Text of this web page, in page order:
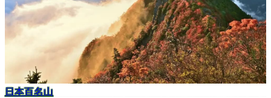
日本百名山